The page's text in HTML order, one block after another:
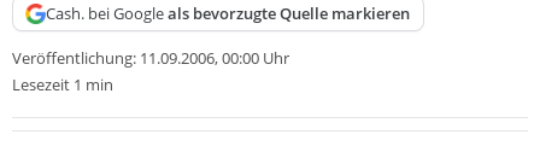
Cash. bei Googleals bevorzugte Quelle markieren
Veröffentlichung: 11.09.2006, 00:00 Uhr
Lesezeit 1 min